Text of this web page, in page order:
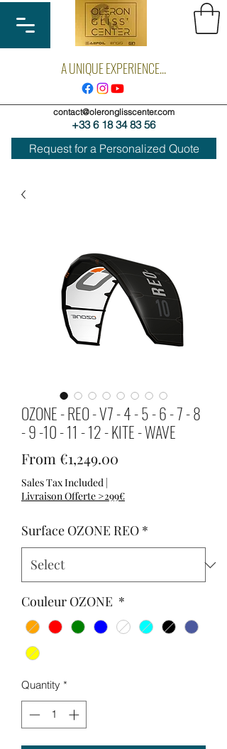
A UNIQUE EXPERIENCE...
contact@oleronglisscenter.com
+33 6 18 34 83 56
Request for a Personalized Quote
OZONE - REO - V7 - 4 - 5 - 6 - 7 - 8
- 9 -10 - 11 - 12 - KITE - WAVE
From €1,249.00
Sales Tax Included |
Livraison Offerte >299€
Surface OZONE REO *
Couleur OZONE *
Quantity *